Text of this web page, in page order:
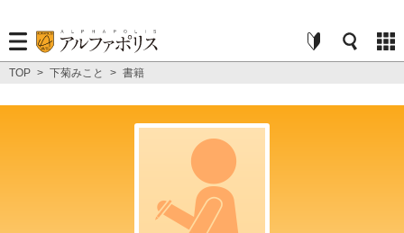
TOP > 下菊みこと > 書籍